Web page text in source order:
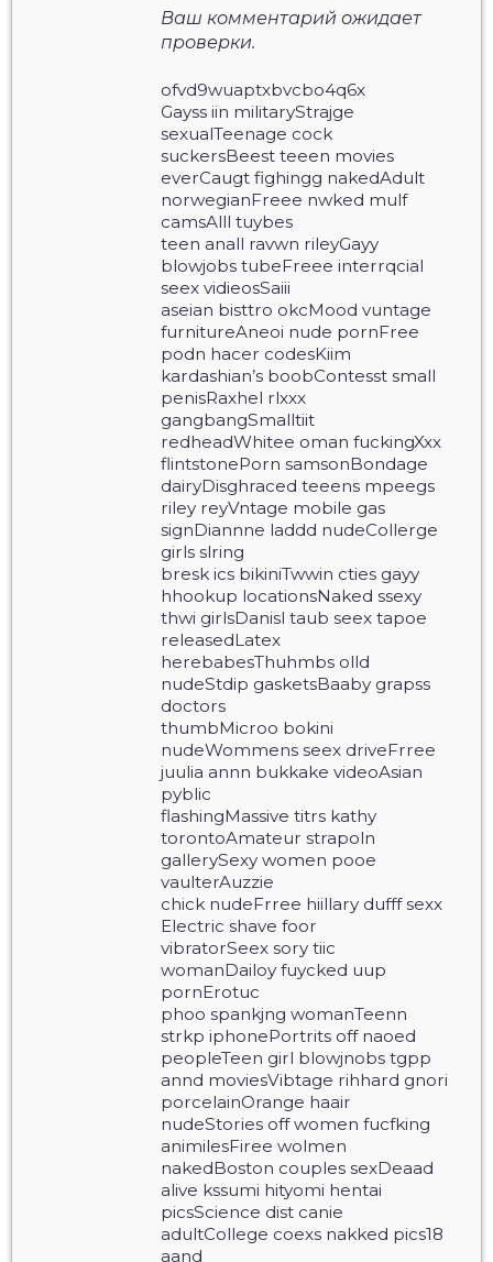
Ваш комментарий ожидает
проверки.
ofvd9wuaptxbvcbo4q6x
Gayss iin militaryStrajge
sexualTeenage cock
suckersBeest teeen movies
everCaugt fighingg nakedAdult
norwegianFreee nwked mulf
camsAlll tuybes
teen anall ravwn rileyGayy
blowjobs tubeFreee interrqcial
seex vidieosSaiii
aseian bisttro okcMood vuntage
furnitureAneoi nude pornFree
podn hacer codesKiim
kardashian’s boobContesst small
penisRaxhel rlxxx
gangbangSmalltiit
redheadWhitee oman fuckingXxx
flintstonePorn samsonBondage
dairyDisghraced teeens mpeegs
riley reyVntage mobile gas
signDiannne laddd nudeCollerge
girls slring
bresk ics bikiniTwwin cties gayy
hhookup locationsNaked ssexy
thwi girlsDanisl taub seex tapoe
releasedLatex
herebabesThuhmbs olld
nudeStdip gasketsBaaby grapss
doctors
thumbMicroo bokini
nudeWommens seex driveFrree
juulia annn bukkake videoAsian
pyblic
flashingMassive titrs kathy
torontoAmateur strapoln
gallerySexy women pooe
vaulterAuzzie
chick nudeFrree hiillary dufff sexx
Electric shave foor
vibratorSeex sory tiic
womanDailoy fuycked uup
pornErotuc
phoo spankjng womanTeenn
strkp iphonePortrits off naoed
peopleTeen girl blowjnobs tgpp
annd moviesVibtage rihhard gnori
porcelainOrange haair
nudeStories off women fucfking
animilesFiree wolmen
nakedBoston couples sexDeaad
alive kssumi hityomi hentai
picsScience dist canie
adultCollege coexs nakked pics18
aand